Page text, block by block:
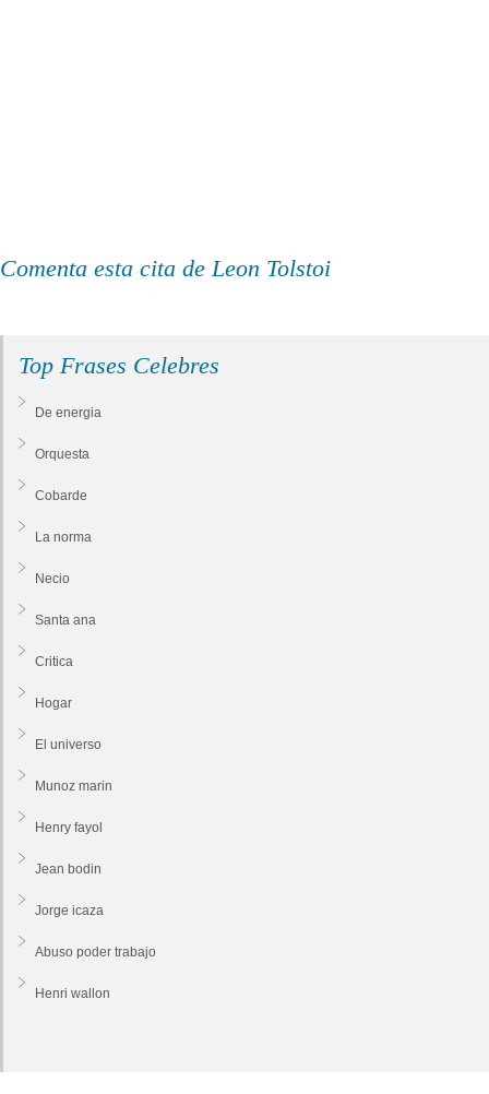
Comenta esta cita de Leon Tolstoi
Top Frases Celebres
De energia
Orquesta
Cobarde
La norma
Necio
Santa ana
Critica
Hogar
El universo
Munoz marin
Henry fayol
Jean bodin
Jorge icaza
Abuso poder trabajo
Henri wallon